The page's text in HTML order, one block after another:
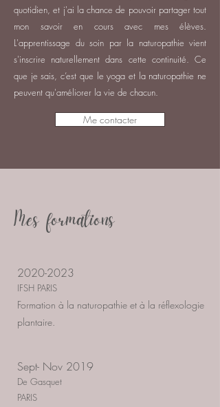
quotidien, et j'ai la chance de pouvoir partager tout
mon savoir en cours avec mes élèves.
L'apprentissage du soin par la naturopathie vient
s'inscrire naturellement dans cette continuité. Ce
que je sais, c’est que le yoga et la naturopathie ne
peuvent qu'améliorer la vie de chacun.
Me contacter
Mes formations
2020-2023
IFSH PARIS
Formation à la naturopathie et à la réflexologie
plantaire.
Sept- Nov 2019
De Gasquet
PARIS